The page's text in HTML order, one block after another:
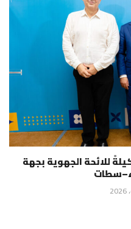
للائحة الجهوية بجهة